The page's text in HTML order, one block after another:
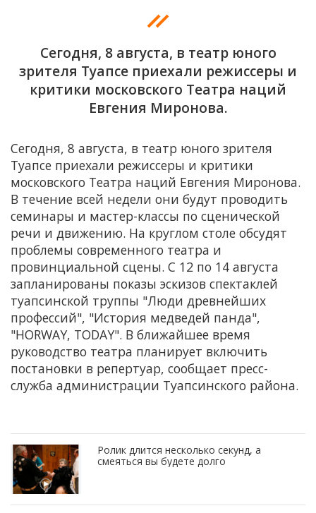
Сегодня, 8 августа, в театр юного
зрителя Туапсе приехали режиссеры и
критики московского Театра наций
Евгения Миронова.
Сегодня, 8 августа, в театр юного зрителя
Туапсе приехали режиссеры и критики
московского Театра наций Евгения Миронова.
В течение всей недели они будут проводить
семинары и мастер-классы по сценической
речи и движению. На круглом столе обсудят
проблемы современного театра и
провинциальной сцены. С 12 по 14 августа
запланированы показы эскизов спектаклей
туапсинской труппы "Люди древнейших
профессий", "История медведей панда",
"HORWAY, TODAY". В ближайшее время
руководство театра планирует включить
постановки в репертуар, сообщает пресс-
служба администрации Туапсинского района.
Ролик длится несколько секунд, а
смеяться вы будете долго